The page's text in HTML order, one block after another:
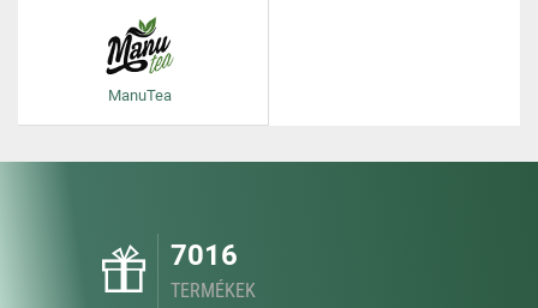
ManuTea
7016
TERMÉKEK